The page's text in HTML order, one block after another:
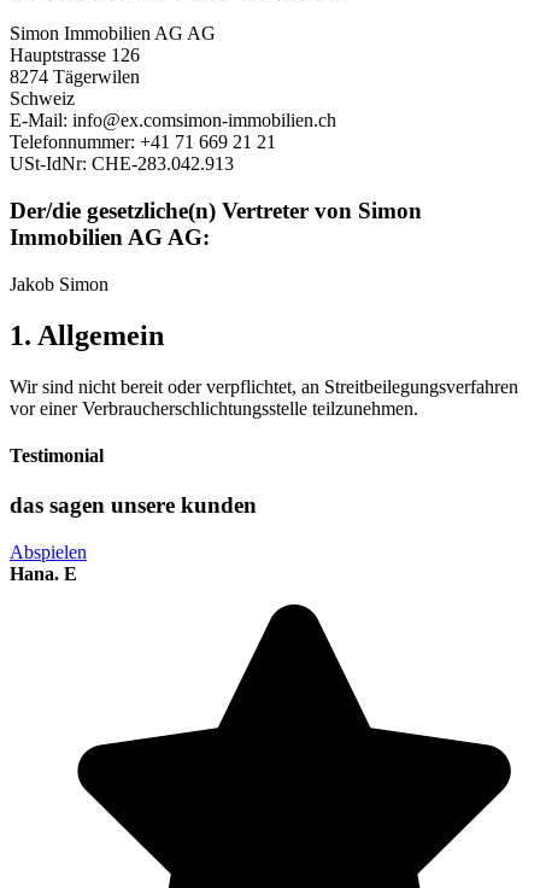
Simon Immobilien AG AG
Hauptstrasse 126
8274 Tägerwilen
Schweiz
E-Mail: info@ex.comsimon-immobilien.ch
Telefonnummer: +41 71 669 21 21
USt-IdNr: CHE-283.042.913
Der/die gesetzliche(n) Vertreter von Simon
Immobilien AG AG:
Jakob Simon
1. Allgemein
Wir sind nicht bereit oder verpflichtet, an Streitbeilegungsverfahren
vor einer Verbraucherschlichtungsstelle teilzunehmen.
Testimonial
das sagen unsere kunden
Abspielen
Hana. E